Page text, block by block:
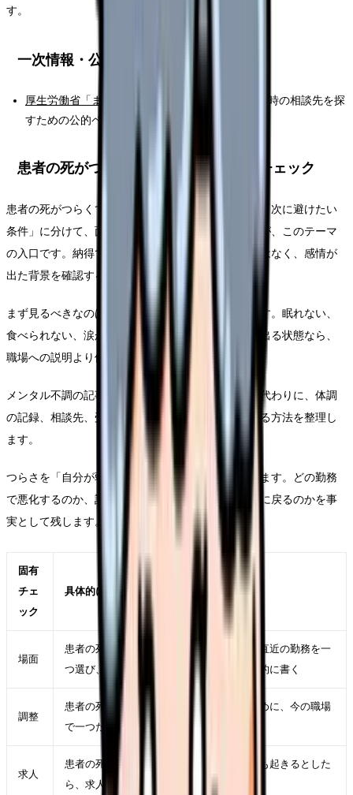
す。
一次情報・公的情報
厚生労働省「まもろうよこころ」
：つらさが強い時の相談先を探
すための公的ページです。
患者の死がつらくて辞めたい時の固有チェック
患者の死がつらくて辞めたいを「辞めたい理由」と「次に避けたい
条件」に分けて、面接で確認できる言葉に直すことが、このテーマ
の入口です。納得できる判断は、感情を消すことではなく、感情が
出た背景を確認することから始まります。
まず見るべきなのは、退職の正しさではなく安全です。眠れない、
食べられない、涙が止まらない、出勤前に吐き気が出る状態なら、
職場への説明より休む段取りを先に置きます。
メンタル不調の記事では、病名を決めつけません。代わりに、体調
の記録、相談先、受診の必要性、仕事から距離を取る方法を整理し
ます。
つらさを「自分が弱い」に変換すると、相談が遅れます。どの勤務
で悪化するのか、誰との関係で緊張するのか、休日に戻るのかを事
実として残します。
固有
チェ
ック
具体的に見ること
場面
患者の死がつらくて辞めたいが強くなった直近の勤務を一
つ選び、時間帯、相手、業務、体調を具体的に書く
調整
患者の死がつらくて辞めたいを軽くするために、今の職場
で一つだけ変えられる条件を決める
求人
患者の死がつらくて辞めたいが次の職場でも起きるとした
ら、求人票のどの項目に表れるかを考える